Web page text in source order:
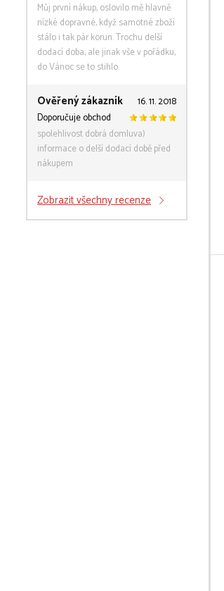
Můj první nákup, oslovilo mě hlavně
nízké dopravné, když samotné zboží
stálo i tak pár korun. Trochu delší
dodací doba, ale jinak vše v pořádku,
do Vánoc se to stihlo.
Ověřený zákazník
16. 11. 2018
Doporučuje obchod
spolehlivost dobrá domluva)
informace o delší dodací době před
nákupem
Zobrazit všechny recenze